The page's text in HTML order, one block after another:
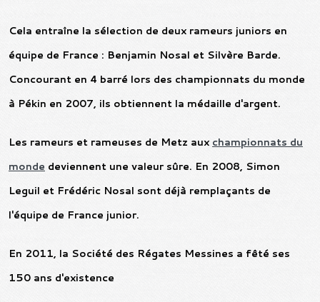
Cela entraîne la sélection de deux rameurs juniors en
équipe de France : Benjamin Nosal et Silvère Barde.
Concourant en 4 barré lors des championnats du monde
à Pékin en 2007, ils obtiennent la médaille d'argent.
Les rameurs et rameuses de Metz aux championnats du
monde deviennent une valeur sûre. En 2008, Simon
Leguil et Frédéric Nosal sont déjà remplaçants de
l'équipe de France junior.
En 2011, la Société des Régates Messines a fêté ses
150 ans d'existence